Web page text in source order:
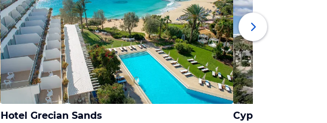
Hotel Grecian Sands Cyprotel Florida